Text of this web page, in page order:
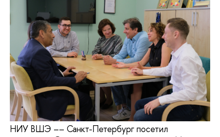
НИУ ВШЭ –– Санкт-Петербург посетил